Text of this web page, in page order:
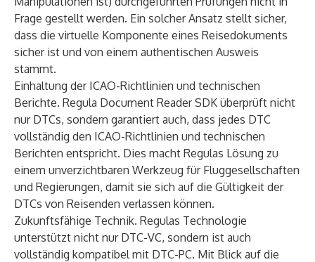
Frage gestellt werden. Ein solcher Ansatz stellt sicher,
dass die virtuelle Komponente eines Reisedokuments
sicher ist und von einem authentischen Ausweis
stammt.
Einhaltung der ICAO-Richtlinien und technischen
Berichte. Regula Document Reader SDK überprüft nicht
nur DTCs, sondern garantiert auch, dass jedes DTC
vollständig den ICAO-Richtlinien und technischen
Berichten entspricht. Dies macht Regulas Lösung zu
einem unverzichtbaren Werkzeug für Fluggesellschaften
und Regierungen, damit sie sich auf die Gültigkeit der
DTCs von Reisenden verlassen können.
Zukunftsfähige Technik. Regulas Technologie
unterstützt nicht nur DTC-VC, sondern ist auch
vollständig kompatibel mit DTC-PC. Mit Blick auf die